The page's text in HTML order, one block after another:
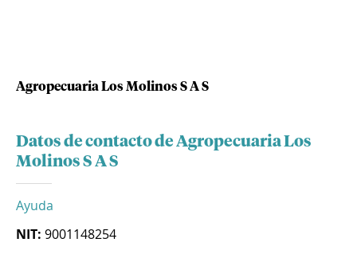
Agropecuaria Los Molinos S A S
Datos de contacto de Agropecuaria Los
Molinos S A S
Ayuda
NIT: 9001148254